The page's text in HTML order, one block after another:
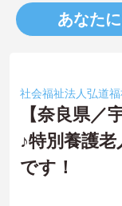
あなた
社会福祉法人弘道
【奈良県
♪特別養護
です！